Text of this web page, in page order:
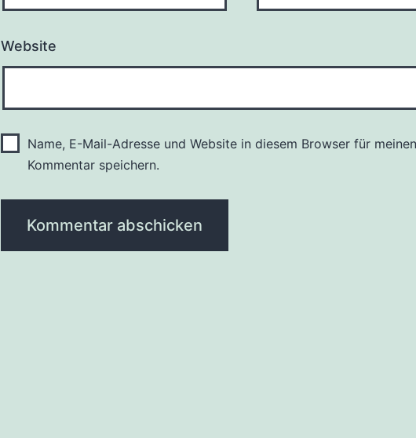
Website
Name, E-Mail-Adresse und Website in diesem Browser für
Kommentar speichern.